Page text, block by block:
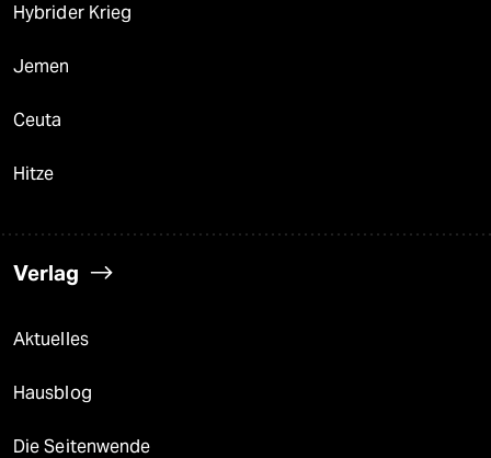
Hybrider Krieg
Jemen
Ceuta
Hitze
Verlag
Aktuelles
Hausblog
Die Seitenwende